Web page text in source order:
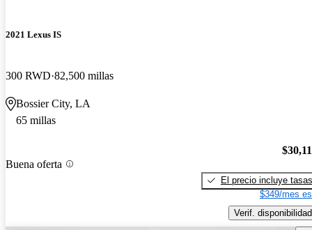
2021 Lexus IS
300 RWD 82,500 millas
Bossier City, LA
65 millas
Buena oferta
El precio incluye tasas
$349/mes
Verif. disponibilidad